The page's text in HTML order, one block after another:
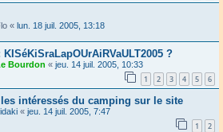
« lun. 18 juil. 2005, 13:18
?
Bourdon « jeu. 14 juil. 2005, 10:33
1 2 3 4 5 6
les intéressés du camping sur le site
« jeu. 14 juil. 2005, 7:47
1 2